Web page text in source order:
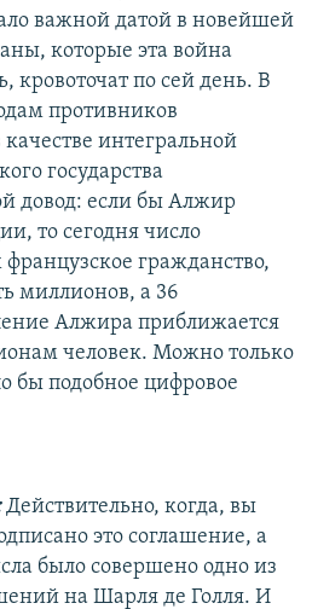
важной датой в новейшей
которые эта война
кровоточат по сей день. В
противников
интегральной
государства
довод: если бы Алжир
то сегодня число
гражданство,
миллионов, а 36
Алжира приближается
человек. Можно только
бы подобное цифровое
Действительно, когда, вы
это соглашение, а
было совершено одно из
на Шарля де Голля. И